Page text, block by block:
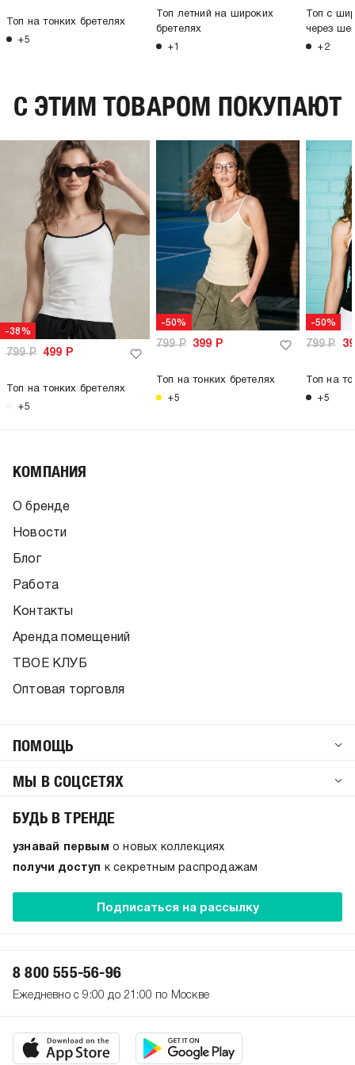
Топ на тонких бретелях
+5
Топ летний на широких
бретелях
+1
Топ с
через
+2
C ЭТИМ ТОВАРОМ ПОКУПАЮТ
-38%
799Р 499 Р
Топ на тонких бретелях
+5
-50%
799Р 399 Р
Топ на тонких бретелях
+5
-50%
799Р
Топ на
+5
КОМПАНИЯ
О бренде
Новости
Блог
Работа
Контакты
Аренда помещений
ТВОЕ КЛУБ
Оптовая торговля
ПОМОЩЬ
МЫ В СОЦСЕТЯХ
БУДЬ В ТРЕНДЕ
узнавай первым о новых коллекциях
получи доступ
к секретным распродажам
Подписаться на рассылку
8 800 555-56-96
Ежедневно с 9:00 до 21:00 по Москве